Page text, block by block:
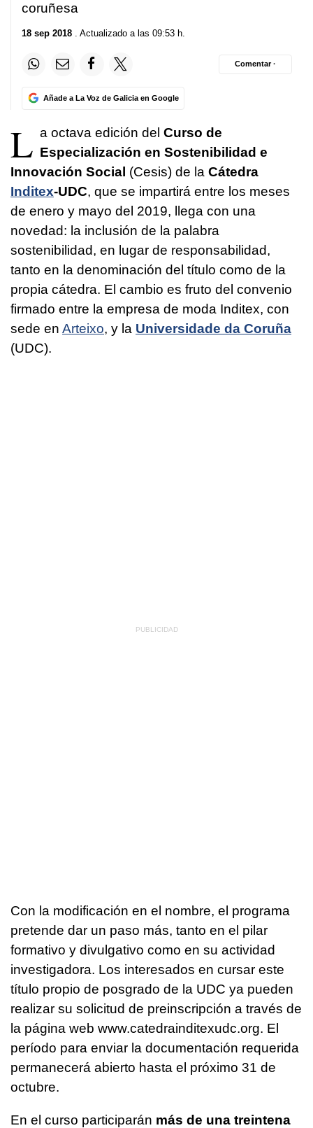
coruñesa
18 sep 2018 . Actualizado a las 09:53 h.
Añade a La Voz de Galicia en Google
Comentar ·
L a octava edición del Curso de
Especialización en Sostenibilidad e
Innovación Social (Cesis) de la Cátedra
Inditex-UDC, que se impartirá entre los meses
de enero y mayo del 2019, llega con una
novedad: la inclusión de la palabra
sostenibilidad, en lugar de responsabilidad,
tanto en la denominación del título como de la
propia cátedra. El cambio es fruto del convenio
firmado entre la empresa de moda Inditex, con
sede en Arteixo, y la Universidade da Coruña
(UDC).
Con la modificación en el nombre, el programa
pretende dar un paso más, tanto en el pilar
formativo y divulgativo como en su actividad
investigadora. Los interesados en cursar este
título propio de posgrado de la UDC ya pueden
realizar su solicitud de preinscripción a través de
la página web www.catedrainditexudc.org. El
período para enviar la documentación requerida
permanecerá abierto hasta el próximo 31 de
octubre.
En el curso participarán más de una treintena